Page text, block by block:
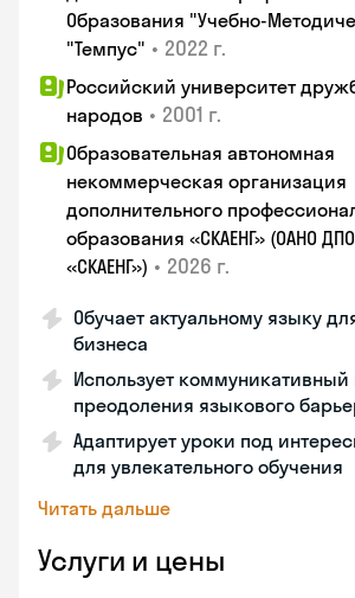
Образования "Учебно-
"Темпус" • 2022 г.
Российский университет
народов • 2001 г.
Образовательная автономная
некоммерческая организация
дополнительного
образования «СКАЕНГ» (ОАНО ДПО
«СКАЕНГ») • 2026 г.
Обучает актуальному языку
бизнеса
Использует коммуникативный
преодоления языкового
Адаптирует уроки под
для увлекательного обучения
Читать дальше
Услуги и цены